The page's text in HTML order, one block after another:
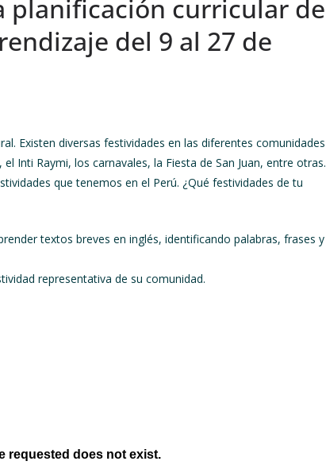
planificación curricular de
del 9 al 27 de
Existen diversas festividades en las diferentes comunidades
Inti Raymi, los carnavales, la Fiesta de San Juan, entre otras.
que tenemos en el Perú. ¿Qué festividades de tu
textos breves en inglés, identificando palabras, frases y
representativa de su comunidad.